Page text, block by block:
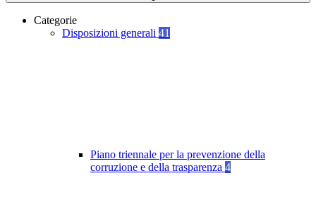
Categorie
Disposizioni generali 41
Piano triennale per la prevenzione della
corruzione e della trasparenza 4